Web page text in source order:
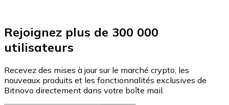
Rejoignez plus de 300 000
utilisateurs
Recevez des mises à jour sur le marché crypto, les
nouveaux produits et les fonctionnalités exclusives de
Bitnovo directement dans votre boîte mail.